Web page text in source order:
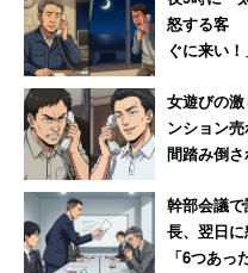
怒する客
ぐに来い！
女遊びの
ンション
間踏み倒
幹部会議
長、翌日
「6つあっ